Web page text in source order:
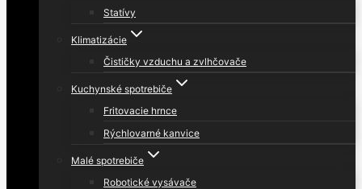
Statívy
Klimatizácie
Čističky vzduchu a zvlhčovače
Kuchynské spotrebiče
Fritovacie hrnce
Rýchlovarné kanvice
Malé spotrebiče
Robotické vysávače